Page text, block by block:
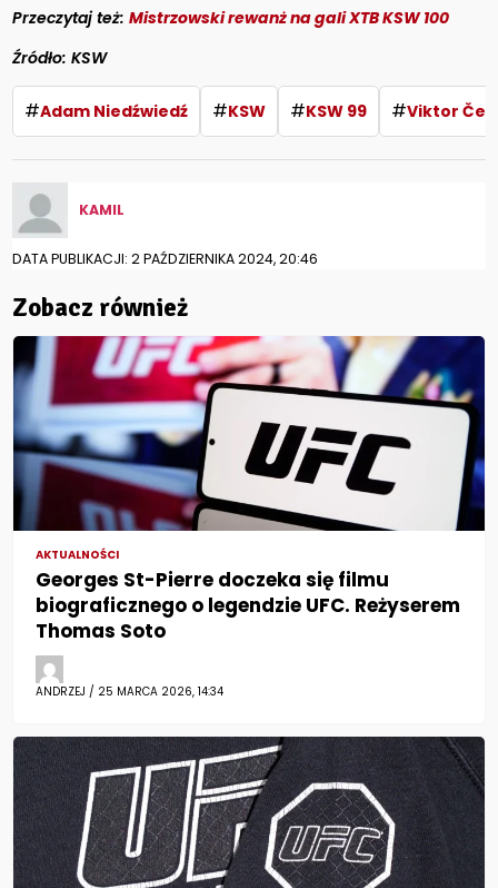
Przeczytaj też:Mistrzowski rewanż na gali XTB KSW 100
Źródło: KSW
#Adam Niedźwiedź #KSW #KSW 99 #Viktor
KAMIL
DATA PUBLIKACJI: 2 PAŹDZIERNIKA 2024, 20:46
Zobacz również
AKTUALNOŚCI
Georges St-Pierre doczeka się filmu
biograficznego o legendzie UFC. Reżyserem
Thomas Soto
ANDRZEJ / 25 MARCA 2026, 14:34